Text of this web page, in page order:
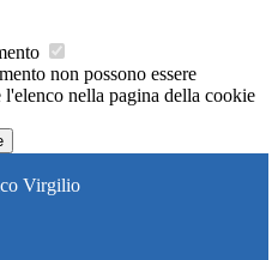
non possono essere
nella pagina della cookie
Virgilio